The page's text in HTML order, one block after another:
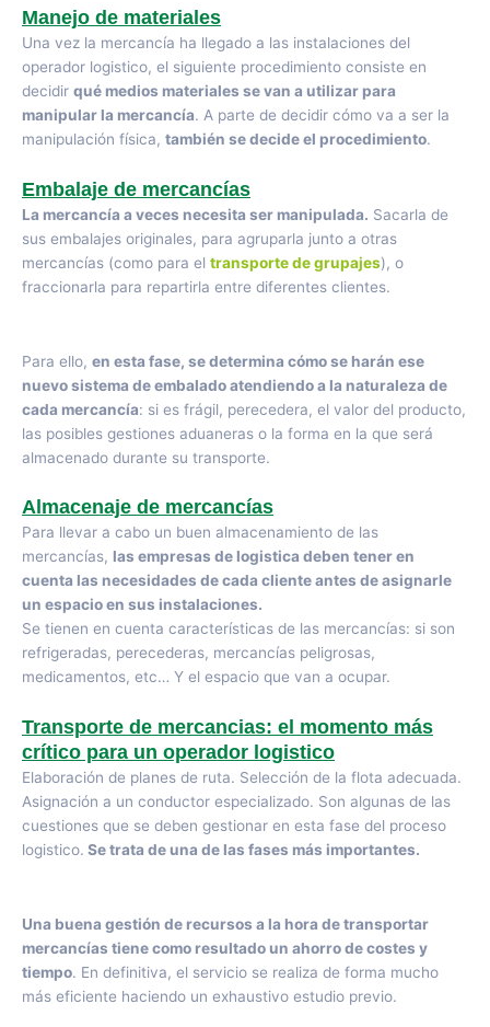
Manejo de materiales
Una vez la mercancía ha llegado a las instalaciones del
operador logistico, el siguiente procedimiento consiste en
decidir qué medios materiales se van a utilizar para
manipular la mercancía. A parte de decidir cómo va a ser la
manipulación física, también se decide el procedimiento.
Embalaje de mercancías
La mercancía a veces necesita ser manipulada. Sacarla de
sus embalajes originales, para agruparla junto a otras
mercancías (como para el transporte de grupajes), o
fraccionarla para repartirla entre diferentes clientes.
Para ello, en esta fase, se determina cómo se harán ese
nuevo sistema de embalado atendiendo a la naturaleza de
cada mercancía: si es frágil, perecedera, el valor del producto,
las posibles gestiones aduaneras o la forma en la que será
almacenado durante su transporte.
Almacenaje de mercancías
Para llevar a cabo un buen almacenamiento de las
mercancías, las empresas de logistica deben tener en
cuenta las necesidades de cada cliente antes de asignarle
un espacio en sus instalaciones.
Se tienen en cuenta características de las mercancías: si son
refrigeradas, perecederas, mercancías peligrosas,
medicamentos, etc… Y el espacio que van a ocupar.
Transporte de mercancias: el momento más
crítico para un operador logistico
Elaboración de planes de ruta. Selección de la flota adecuada.
Asignación a un conductor especializado. Son algunas de las
cuestiones que se deben gestionar en esta fase del proceso
logistico. Se trata de una de las fases más importantes.
Una buena gestión de recursos a la hora de transportar
mercancías tiene como resultado un ahorro de costes y
tiempo. En definitiva, el servicio se realiza de forma mucho
más eficiente haciendo un exhaustivo estudio previo.